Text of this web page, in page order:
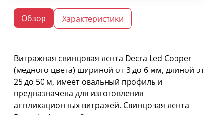
Обзор Характеристики
Витражная свинцовая лента Decra Led Copper
(медного цвета) шириной от 3 до 6 мм, длиной от
25 до 50 м, имеет овальный профиль и
предназначена для изготовления
аппликационных витражей. Свинцовая лента